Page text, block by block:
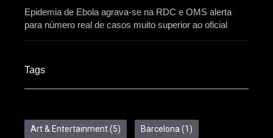
Epidemia de Ebola agrava-se na RDC e OMS alerta
para número real de casos muito superior ao oficial
Tags
Art & Entertainment(5) Barcelona (1)